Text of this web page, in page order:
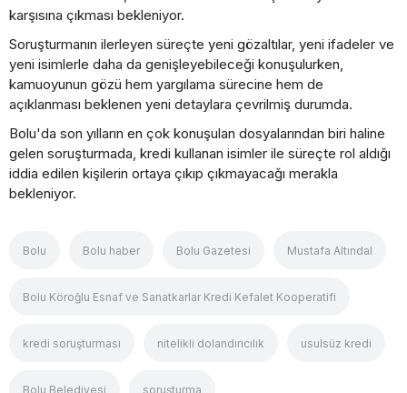
karşısına çıkması bekleniyor.
Soruşturmanın ilerleyen süreçte yeni gözaltılar, yeni ifadeler ve
yeni isimlerle daha da genişleyebileceği konuşulurken,
kamuoyunun gözü hem yargılama sürecine hem de
açıklanması beklenen yeni detaylara çevrilmiş durumda.
Bolu'da son yılların en çok konuşulan dosyalarından biri haline
gelen soruşturmada, kredi kullanan isimler ile süreçte rol aldığı
iddia edilen kişilerin ortaya çıkıp çıkmayacağı merakla
bekleniyor.
Bolu Bolu haber Bolu Gazetesi Mustafa Altındal
Bolu Köroğlu Esnaf ve Sanatkarlar Kredi Kefalet Kooperatifi
kredi soruşturması nitelikli dolandırıcılık usulsüz kredi
Bolu Belediyesi soruşturma